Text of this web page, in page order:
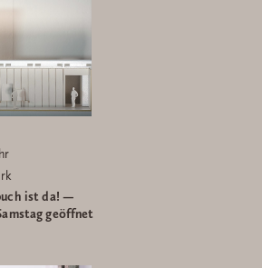
ist da! —
geöffnet